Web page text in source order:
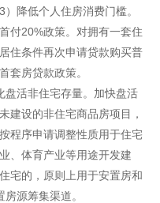
降低个人住房消费门槛。
付20%政策。对拥有一套住
住条件再次申请贷款购买普
套房贷款政策。
盘活非住宅存量。加快盘活
建设的非住宅商品房项目，
程序申请调整性质用于住宅
、体育产业等用途开发建
宅的，原则上用于安置房和
源筹集渠道。